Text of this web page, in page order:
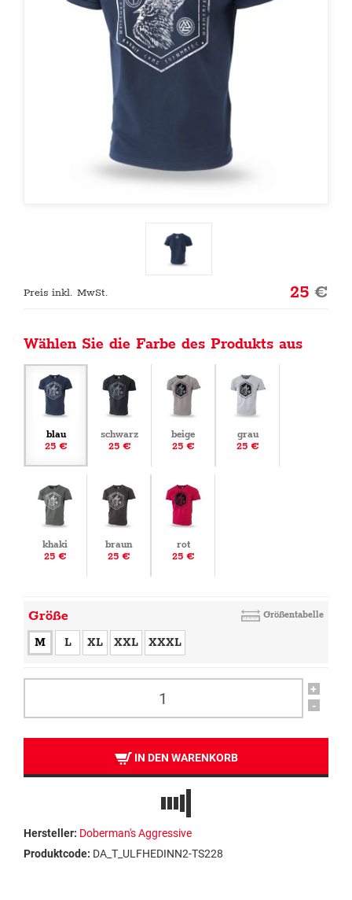
Preis inkl. MwSt. 25€
Wählen Sie die Farbe des Produkts aus
blau
25 €
schwarz
25 €
beige
25 €
grau
25 €
khaki
25 €
braun
25 €
rot
25 €
Größe Größentabelle
M L XL XXL XXXL
+
-
IN DEN WARENKORB
Hersteller: Doberman's Aggressive
Produktcode: DA_T_ULFHEDINN2-TS228